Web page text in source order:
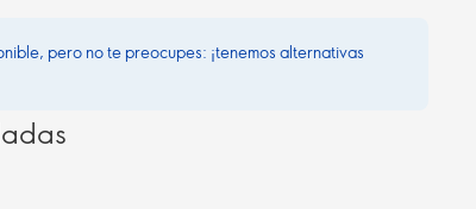
pero no te preocupes: ¡tenemos alternativas